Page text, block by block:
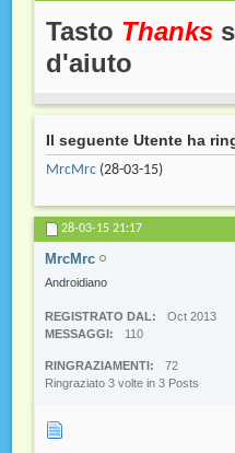
Tasto Thanks
d'aiuto
Il seguente Utente ha
MrcMrc (28-03-15)
28-03-1521:17
MrcMrc
Androidiano
REGISTRATO DAL
Oct 2013
MESSAGGI
110
RINGRAZIAMENTI
72
Ringraziato 3 volte in 3 Posts